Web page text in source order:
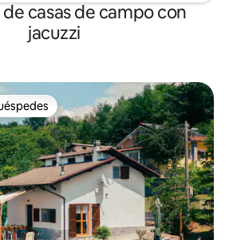
casas de campo con
jacuzzi
entre huéspedes